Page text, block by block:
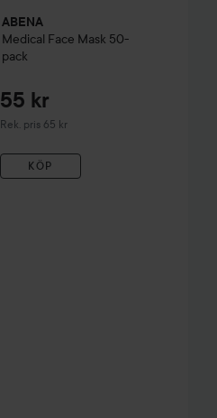
ABENA
Medical Face Mask 50-
pack
55 kr
Rek. pris 65 kr
Rekommenderat pris 65 kr
KÖP